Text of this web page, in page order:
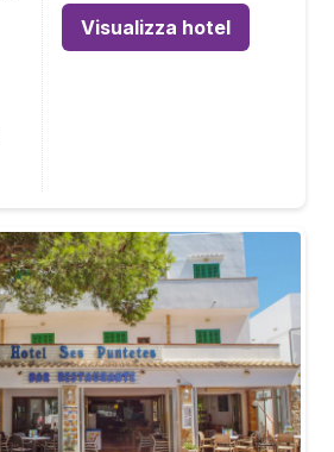
Visualizza hotel